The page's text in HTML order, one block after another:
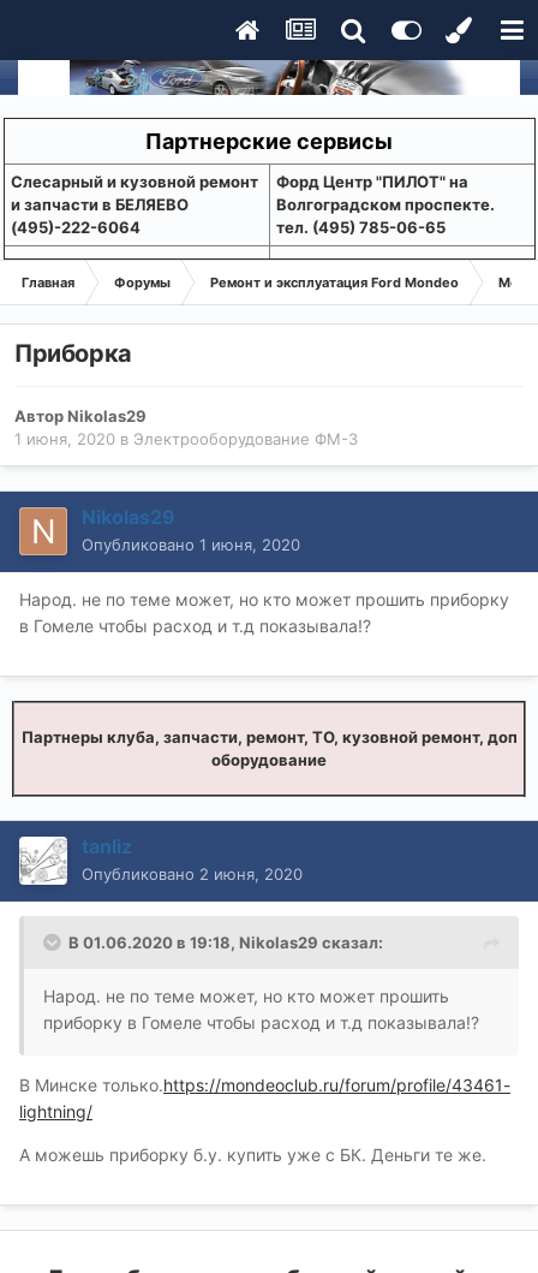
Партнерские сервисы
Слесарный и кузовной ремонт
и запчасти в БЕЛЯЕВО
(495)-222-6064
Форд Центр "ПИЛОТ" на
Волгоградском проспекте.
тел. (495) 785-06-65
Главная Форумы Ремонт и эксплуатация Ford Mondeo
Приборка
АвторNikolas29
1 июня, 2020 в Электрооборудование ФМ-3
Nikolas29
Опубликовано 1 июня, 2020
Народ. не по теме может, но кто может прошить приборку
в Гомеле чтобы расход и т.д показывала!?
Партнеры клуба, запчасти, ремонт, ТО, кузовной ремонт, доп
оборудование
tanliz
Опубликовано 2 июня, 2020
В 01.06.2020 в 19:18, Nikolas29 сказал:
Народ. не по теме может, но кто может прошить
приборку в Гомеле чтобы расход и т.д показывала!?
В Минске только.https://mondeoclub.ru/forum/profile/43461-
lightning/
А можешь приборку б.у. купить уже с БК. Деньги те же.